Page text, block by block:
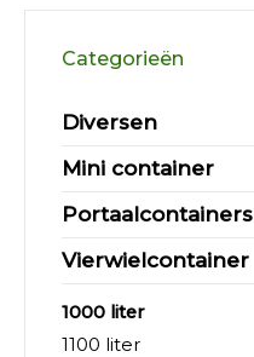
Categorieën
Diversen
Mini container
Portaalcontainers
Vierwielcontainer
1000 liter
1100 liter